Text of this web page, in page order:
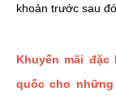
khoản trước sau
Khuyến mãi đặc
quốc cho những